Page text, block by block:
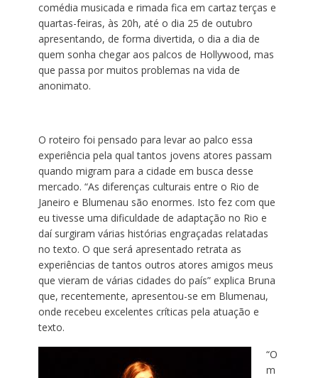
comédia musicada e rimada fica em cartaz terças e
quartas-feiras, às 20h, até o dia 25 de outubro
apresentando, de forma divertida, o dia a dia de
quem sonha chegar aos palcos de Hollywood, mas
que passa por muitos problemas na vida de
anonimato.
O roteiro foi pensado para levar ao palco essa
experiência pela qual tantos jovens atores passam
quando migram para a cidade em busca desse
mercado. “As diferenças culturais entre o Rio de
Janeiro e Blumenau são enormes. Isto fez com que
eu tivesse uma dificuldade de adaptação no Rio e
daí surgiram várias histórias engraçadas relatadas
no texto. O que será apresentado retrata as
experiências de tantos outros atores amigos meus
que vieram de várias cidades do país” explica Bruna
que, recentemente, apresentou-se em Blumenau,
onde recebeu excelentes críticas pela atuação e
texto.
“O
m